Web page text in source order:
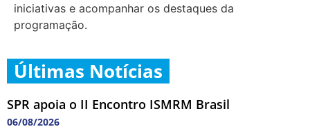
iniciativas e acompanhar os destaques da
programação.
Últimas Notícias
SPR apoia o II Encontro ISMRM Brasil
06/08/2026